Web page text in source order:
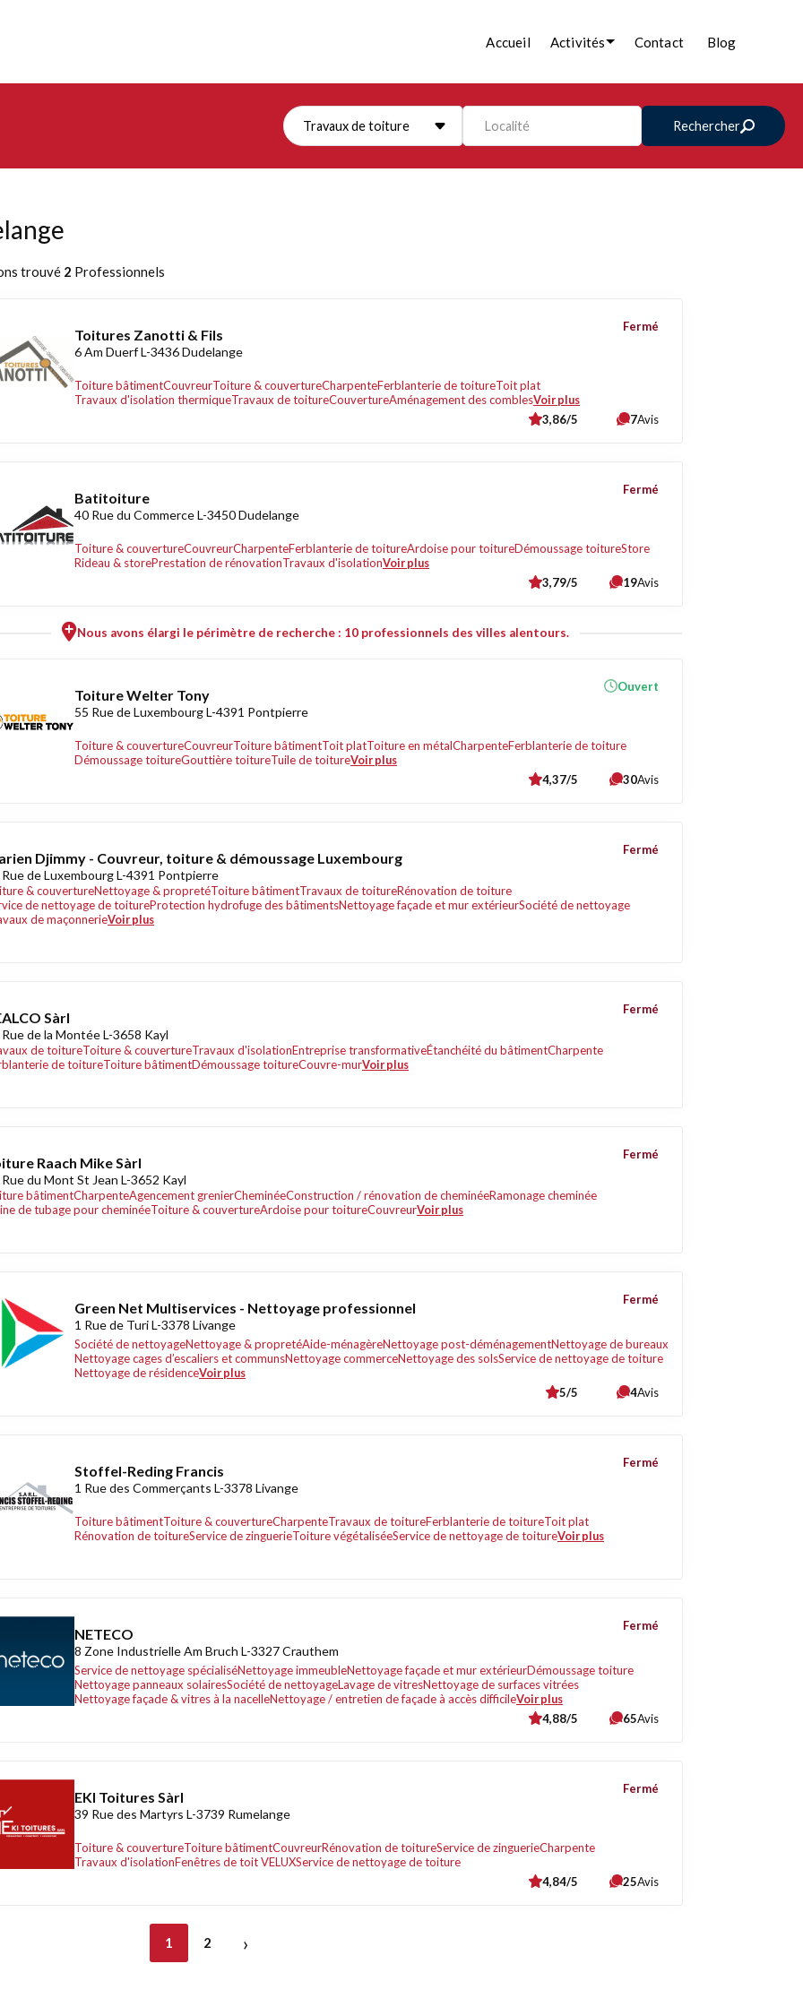
Accueil Activités Contact Blog
Travaux de toiture Localité Rechercher
trouvé 2 Professionnels
Toitures Zanotti & Fils
6 Am Duerf L-3436 Dudelange
Toiture bâtimentCouvreurToiture & couvertureCharpenteFerblanterie de toitureToit plat
Travaux d'isolation thermiqueTravaux de toitureCouvertureAménagement des comblesVoir plus
Fermé
3,86/5 7Avis
Batitoiture
40 Rue du Commerce L-3450 Dudelange
Toiture & couvertureCouvreurCharpenteFerblanterie de toitureArdoise pour toitureDémoussage toitureStore
Rideau & storePrestation de rénovationTravaux d'isolationVoir plus
Fermé
3,79/5 19Avis
Nous avons élargi le périmètre de recherche : 10 professionnels des villes alentours.
Toiture Welter Tony
55 Rue de Luxembourg L-4391 Pontpierre
Toiture & couvertureCouvreurToiture bâtimentToit platToiture en métalCharpenteFerblanterie de toiture
Démoussage toitureGouttière toitureTuile de toitureVoir plus
Ouvert
4,37/5 30Avis
Djimmy - Couvreur, toiture & démoussage Luxembourg
de Luxembourg L-4391 Pontpierre
& couvertureNettoyage & propretéToiture bâtimentTravaux de toitureRénovation de toiture
de nettoyage de toitureProtection hydrofuge des bâtimentsNettoyage façade et mur extérieurSociété de nettoyage
de maçonnerieVoir plus
Fermé
Sàrl
de la Montée L-3658 Kayl
de toitureToiture & couvertureTravaux d'isolationEntreprise transformativeÉtanchéité du bâtimentCharpente
de toitureToiture bâtimentDémoussage toitureCouvre-murVoir plus
Fermé
Raach Mike Sàrl
du Mont St Jean L-3652 Kayl
bâtimentCharpenteAgencement grenierCheminéeConstruction / rénovation de cheminéeRamonage cheminée
de tubage pour cheminéeToiture & couvertureArdoise pour toitureCouvreurVoir plus
Fermé
Green Net Multiservices - Nettoyage professionnel
1 Rue de Turi L-3378 Livange
Société de nettoyageNettoyage & propretéAide-ménagèreNettoyage post-déménagementNettoyage de bureaux
Nettoyage cages d’escaliers et communsNettoyage commerceNettoyage des solsService de nettoyage de toiture
Nettoyage de résidenceVoir plus
Fermé
5/5 4Avis
Stoffel-Reding Francis
1 Rue des Commerçants L-3378 Livange
Toiture bâtimentToiture & couvertureCharpenteTravaux de toitureFerblanterie de toitureToit plat
Rénovation de toitureService de zinguerieToiture végétaliséeService de nettoyage de toitureVoir plus
Fermé
NETECO
8 Zone Industrielle Am Bruch L-3327 Crauthem
Service de nettoyage spécialiséNettoyage immeubleNettoyage façade et mur extérieurDémoussage toiture
Nettoyage panneaux solairesSociété de nettoyageLavage de vitresNettoyage de surfaces vitrées
Nettoyage façade & vitres à la nacelleNettoyage / entretien de façade à accès difficileVoir plus
Fermé
4,88/5 65Avis
EKI Toitures Sàrl
39 Rue des Martyrs L-3739 Rumelange
Toiture & couvertureToiture bâtimentCouvreurRénovation de toitureService de zinguerieCharpente
Travaux d'isolationFenêtres de toit VELUXService de nettoyage de toiture
Fermé
4,84/5 25Avis
1 2 ›